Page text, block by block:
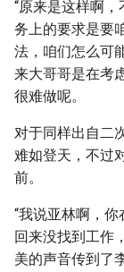
“原来是这样啊
务上的要求是要
法，咱们怎么可
来大哥哥是在考
很难做呢。
对于同样出自二
难如登天，不过
前。
“我说亚林啊，
回来没找到工作
美的声音传到了